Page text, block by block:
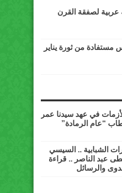
لصفقة القرن
في عهد سيدنا عمر
“عام الرمادة”
الشبابية .. السيسي
عبد الناصر .. قراءة
والرسائل